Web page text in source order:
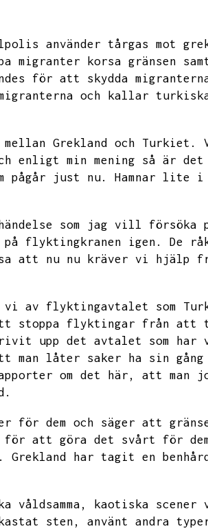
använder tårgas mot
korsa gränsen
för att skydda
och kallar
Grekland och Turkiet.
enligt min mening så är det
pågår just nu.
Hamnar lite i
som jag vill försöka
flyktingkranen igen.
De
att nu nu kräver vi hjälp
av flyktingavtalet som
stoppa flyktingar från att
rivit upp det avtalet som har
man låter saker ha sin
om det här,
att man
för dem och säger att
för att göra det svårt
Grekland har tagit en
våldsamma, kaotiska scener
sten, använt andra